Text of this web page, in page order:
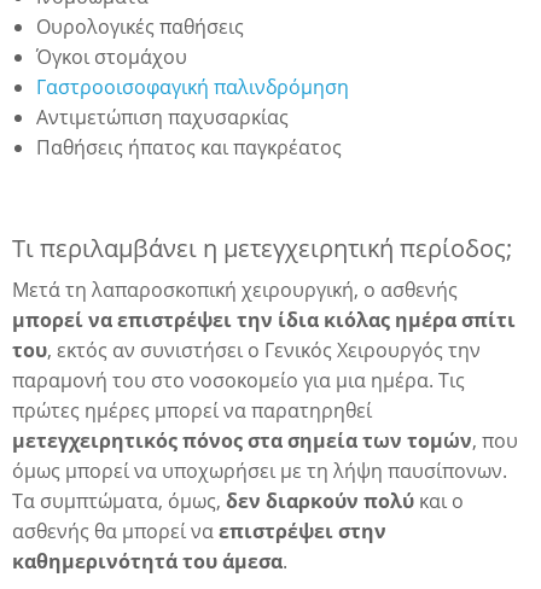
Ουρολογικές παθήσεις
Όγκοι στομάχου
Γαστροοισοφαγική παλινδρόμηση
Αντιμετώπιση παχυσαρκίας
Παθήσεις ήπατος και παγκρέατος
Τι περιλαμβάνει η μετεγχειρητική περίοδος;
Μετά τη λαπαροσκοπική χειρουργική, ο ασθενής
μπορεί να επιστρέψει την ίδια κιόλας ημέρα σπίτι
του, εκτός αν συνιστήσει ο Γενικός Χειρουργός την
παραμονή του στο νοσοκομείο για μια ημέρα. Τις
πρώτες ημέρες μπορεί να παρατηρηθεί
μετεγχειρητικός πόνος στα σημεία των τομών, που
όμως μπορεί να υποχωρήσει με τη λήψη παυσίπονων.
Τα συμπτώματα, όμως, δεν διαρκούν πολύ και ο
ασθενής θα μπορεί ναεπιστρέψει στην
καθημερινότητά του άμεσα.